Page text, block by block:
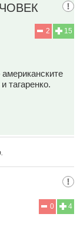
15
2
тагаренко.
4
0